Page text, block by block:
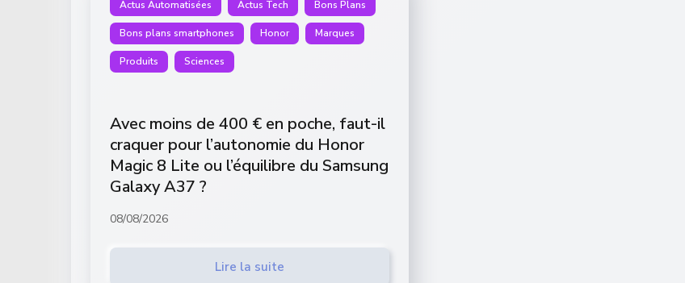
Actus Automatisées Actus Tech Bons Plans
Bons plans smartphones Honor Marques
Produits Sciences
Avec moins de 400 € en poche, faut-il
craquer pour l’autonomie du Honor
Magic 8 Lite ou l’équilibre du Samsung
Galaxy A37 ?
08/08/2026
Lire la suite